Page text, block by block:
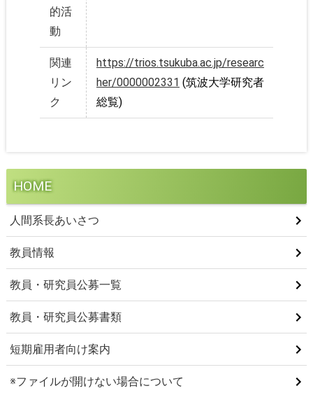
的活
動
関連
リン
ク
https://trios.tsukuba.ac.jp/researc
her/0000002331 (筑波大学研究者
総覧)
HOME
人間系長あいさつ
教員情報
教員・研究員公募一覧
教員・研究員公募書類
短期雇用者向け案内
※ファイルが開けない場合について